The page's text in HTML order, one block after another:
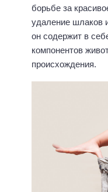
борьбе за
удаление шлаков
он содержит в
компонентов
происхождения.